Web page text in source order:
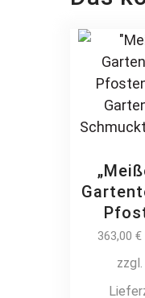
363,00€
zzgl.